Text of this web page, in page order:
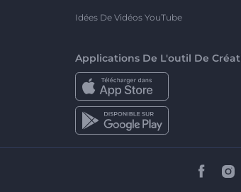
Idées De Vidéos YouTube
Applications De L'outil De